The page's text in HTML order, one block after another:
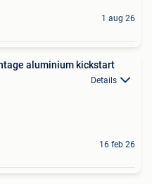
1 aug 26
aluminium kickstart
Details
16 feb 26